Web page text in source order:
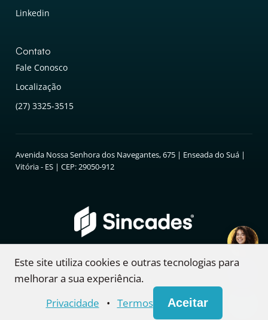
Linkedin
Contato
Fale Conosco
Localização
(27) 3325-3515
Avenida Nossa Senhora dos Navegantes, 675 | Enseada do Suá |
Vitória - ES | CEP: 29050-912
© Copyright 2004-2026| Feito comna plataforma
Este site utiliza cookies e outras tecnologias para
melhorar a sua experiência.
Privacidade
• Termos Aceitar